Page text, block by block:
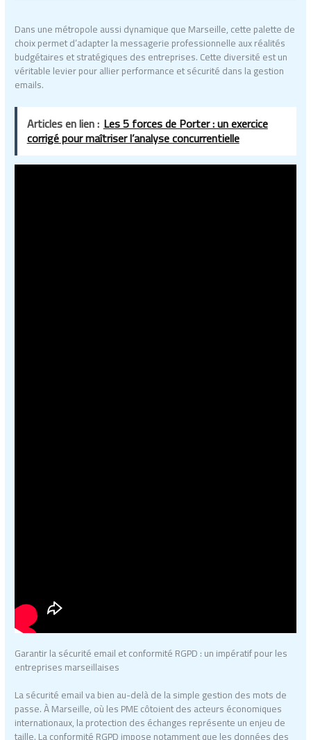
Dans une métropole aussi dynamique que Marseille, cette palette de
choix permet d’adapter la messagerie professionnelle aux réalités
budgétaires et stratégiques des entreprises. Cette diversité est un
véritable levier pour allier performance et sécurité dans la gestion
emails.
Articles en lien : Les 5 forces de Porter : un exercice
corrigé pour maîtriser l’analyse concurrentielle
Garantir la sécurité email et conformité RGPD : un impératif pour les
entreprises marseillaises
La sécurité email va bien au-delà de la simple gestion des mots de
passe. À Marseille, où les PME côtoient des acteurs économiques
internationaux, la protection des échanges représente un enjeu de